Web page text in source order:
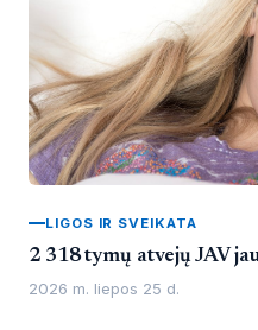
LIGOS IR SVEIKATA
2 318 tymų atvejų JAV
2026 m. liepos 25 d.